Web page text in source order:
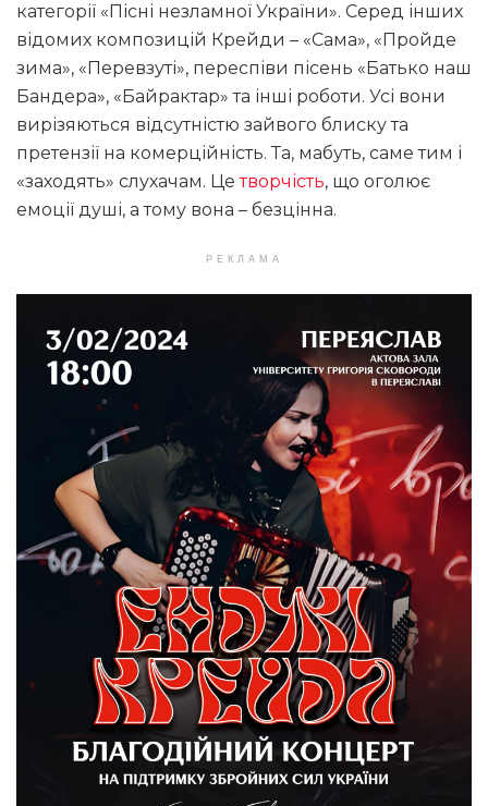
категорії «Пісні незламної України». Серед інших
відомих композицій Крейди – «Сама», «Пройде
зима», «Перевзуті», переспіви пісень «Батько наш
Бандера», «Байрактар» та інші роботи. Усі вони
вирізяються відсутністю зайвого блиску та
претензії на комерційність. Та, мабуть, саме тим і
«заходять» слухачам. Цетворчість, що оголює
емоції душі, а тому вона – безцінна.
РЕКЛАМА